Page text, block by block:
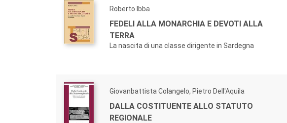
Roberto Ibba
FEDELI ALLA MONARCHIA E DEVOTI ALLA
TERRA
La nascita di una classe dirigente in Sardegna
Giovanbattista Colangelo, Pietro Dell'Aquila
DALLA COSTITUENTE ALLO STATUTO
REGIONALE